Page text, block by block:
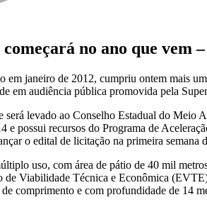
no ano que vem
janeiro de 2012, cumpriu ontem mais
audiência pública promovida pela
levado ao Conselho Estadual do Meio
possui recursos do Programa de
o edital de licitação na primeira semana
uso, com área de pátio de 40 mil
Viabilidade Técnica e Econômica
comprimento e com profundidade de 14